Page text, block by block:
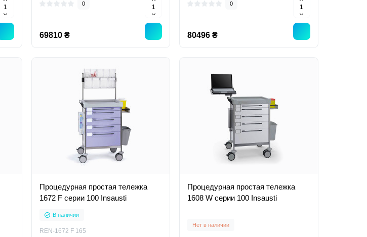
0
69810 ₴
0
80496 ₴
Процедурная простая тележка
1672 F серии 100 Insausti
В наличии
REN-1672 F 165
Процедурная простая тележка
1608 W серии 100 Insausti
Нет в наличии